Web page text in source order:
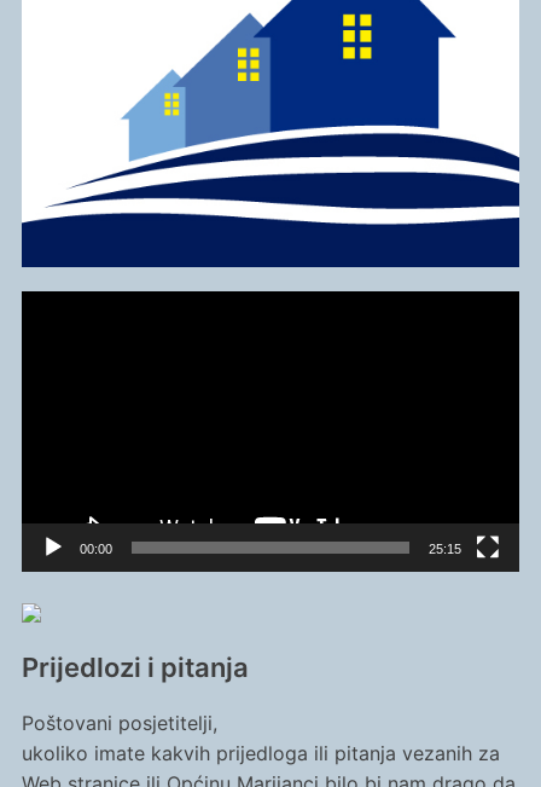
00:00 25:15
Prijedlozi i pitanja
Poštovani posjetitelji,
ukoliko imate kakvih prijedloga ili pitanja vezanih za